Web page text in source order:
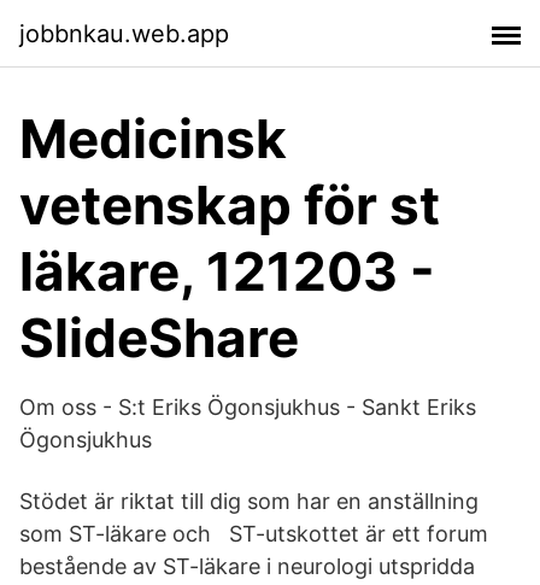
jobbnkau.web.app
Medicinsk
vetenskap för st
läkare, 121203 -
SlideShare
Om oss - S:t Eriks Ögonsjukhus - Sankt Eriks
Ögonsjukhus
Stödet är riktat till dig som har en anställning
som ST-läkare och ST-utskottet är ett forum
bestående av ST-läkare i neurologi utspridda